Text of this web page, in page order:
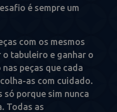
é sempre um
com os mesmos
tabuleiro e ganhar o
peças que cada
as com cuidado.
só porque sim nunca
Todas as